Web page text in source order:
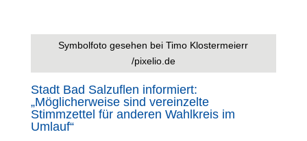
Symbolfoto gesehen bei Timo Klostermeierr
/pixelio.de
Stadt Bad Salzuflen informiert:
„Möglicherweise sind vereinzelte
Stimmzettel für anderen Wahlkreis im
Umlauf“